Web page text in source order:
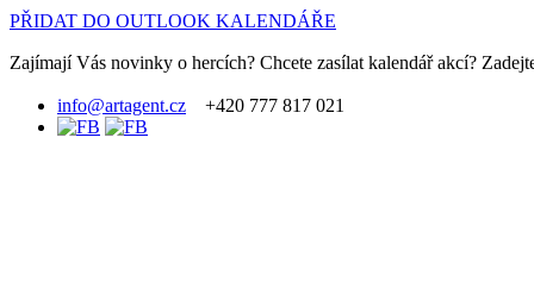
PŘIDAT DO OUTLOOK KALENDÁŘE
Zajímají Vás novinky o hercích? Chcete zasílat kalendář akcí?
info@artagent.cz +420 777 817 021